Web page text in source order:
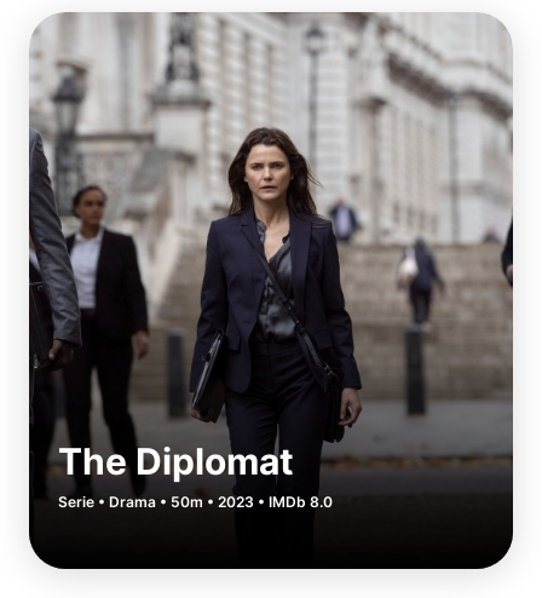
The Diplomat
Serie • Drama • 50m • 2023 • IMDb 8.0